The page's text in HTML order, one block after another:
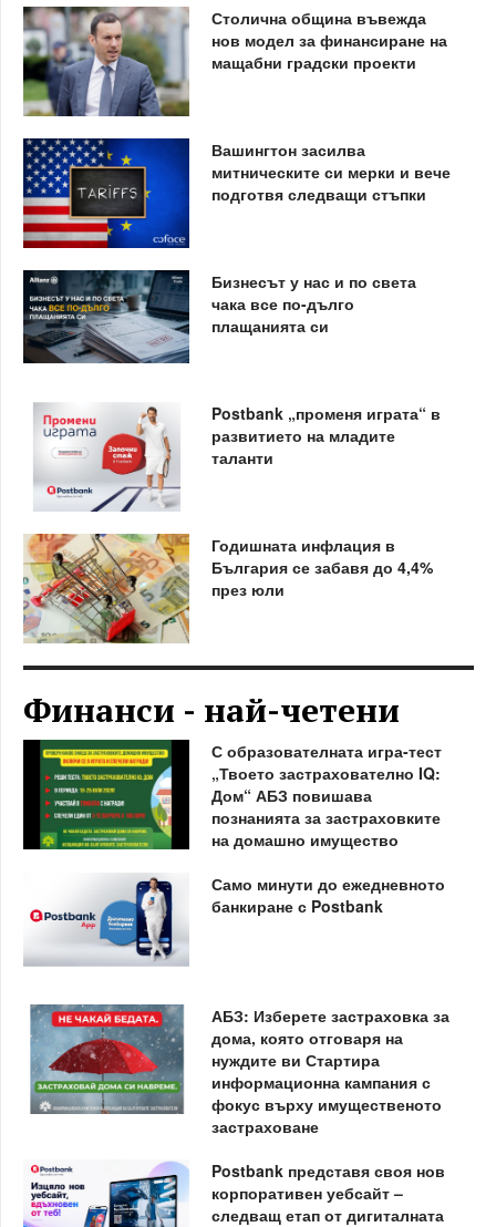
Столична община въвежда
нов модел за финансиране на
мащабни градски проекти
Вашингтон засилва
митническите си мерки и вече
подготвя следващи стъпки
Бизнесът у нас и по света
чака все по-дълго
плащанията си
Postbank „променя играта“ в
развитието на младите
таланти
Годишната инфлация в
България се забавя до 4,4%
през юли
Финанси - най-четени
С образователната игра-тест
„Твоето застрахователно IQ:
Дом“ АБЗ повишава
познанията за застраховките
на домашно имущество
Само минути до ежедневното
банкиране с Postbank
АБЗ: Изберете застраховка за
дома, която отговаря на
нуждите ви Стартира
информационна кампания с
фокус върху имущественото
застраховане
Postbank представя своя нов
корпоративен уебсайт –
следващ етап от дигиталната